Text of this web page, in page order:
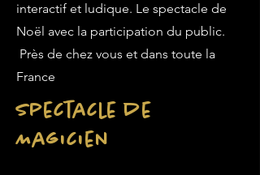
interactif et ludique. Le spectacle de
Noël avec la participation du public.
Près de chez vous et dans toute la
France
Spectacle de
Magicien